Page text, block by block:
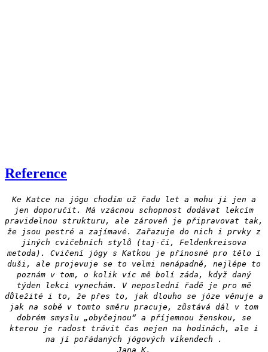
Reference
Ke Katce na jógu chodím už řadu let a mohu ji jen a
jen doporučit. Má vzácnou schopnost dodávat lekcím
pravidelnou strukturu, ale zároveň je připravovat tak,
že jsou pestré a zajímavé. Zařazuje do nich i prvky z
jiných cvičebních stylů (taj-či, Feldenkreisova
metoda). Cvičení jógy s Katkou je přínosné pro tělo i
duši, ale projevuje se to velmi nenápadně, nejlépe to
poznám v tom, o kolik víc mě bolí záda, když daný
týden lekci vynechám. V neposlední řadě je pro mě
důležité i to, že přes to, jak dlouho se józe věnuje a
jak na sobě v tomto směru pracuje, zůstává dál v tom
dobrém smyslu „obyčejnou“ a příjemnou ženskou, se
kterou je radost trávit čas nejen na hodinách, ale i
na jí pořádaných jógových víkendech .
Jana K.